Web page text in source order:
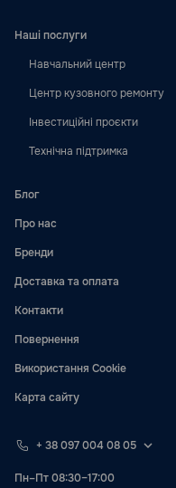
Наші послуги
Навчальний центр
Центр кузовного ремонту
Інвестиційні проєкти
Технічна підтримка
Блог
Про нас
Бренди
Доставка та оплата
Контакти
Повернення
Використання Cookie
Карта сайту
+ 38 097 004 08 05
Пн–Пт 08:30–17:00